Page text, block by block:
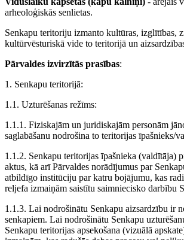
arheoloģiskās senlietas.
Senkapu teritoriju izmanto kultūras, izglītības,
kultūrvēsturiskā vide to teritorijā un
Pārvaldes izvirzītās prasības:
1. Senkapu teritorijā:
1.1. Uzturēšanas režīms:
1.1.1. Fiziskajām un juridiskajām personām
saglabāšanu nodrošina to teritorijas īpašnieks/
1.1.2. Senkapu teritorijas īpašnieka (valdītāja)
aktus, kā arī Pārvaldes norādījumus par
atbildīgo institūciju par katru bojājumu, kas
reljefa izmaiņām saistītu saimniecisko darbību
1.1.3. Lai nodrošinātu Senkapu aizsardzību ir
senkapiem. Lai nodrošinātu Senkapu
Senkapu teritorijas apsekošana (vizuālā